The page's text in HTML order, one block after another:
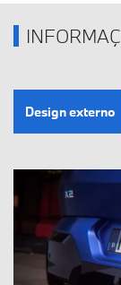
Design externo